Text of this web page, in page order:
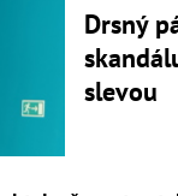
Drsný
slevou